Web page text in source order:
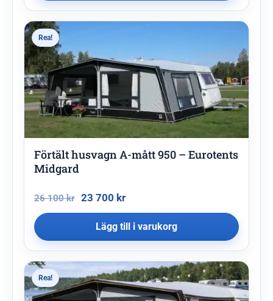
Rea!
Förtält husvagn A-mått 950 – Eurotents
Midgard
26 100kr 23 700 kr
Lägg till i varukorg
Rea!